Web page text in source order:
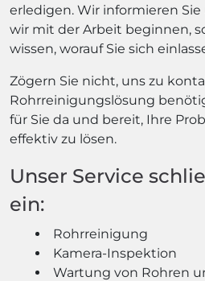
erledigen. Wir informieren
wir mit der Arbeit beginnen,
wissen, worauf Sie sich
Zögern Sie nicht, uns zu
Rohrreinigungslösung
für Sie da und bereit, Ihre
effektiv zu lösen.
Unser Service
ein:
Rohrreinigung
Kamera-Inspektion
Wartung von Rohren